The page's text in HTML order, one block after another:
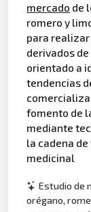
mercado de
romero y
para realizar
derivados
orientado a
tendencias
fomento de
mediante
la cadena
medicinal
Estudio de
orégano,